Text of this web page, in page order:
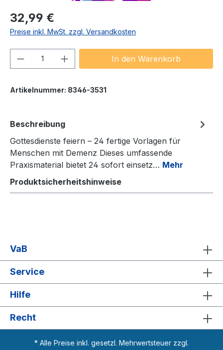
Regulärer Preis:
32,99 €
Preise inkl. MwSt. zzgl. Versandkosten
Produkt Anzahl: Gib denIn den Warenkorb
Artikelnummer: 8346-3531
Beschreibung
Gottesdienste feiern – 24 fertige Vorlagen für
Menschen mit Demenz Dieses umfassende
Praxismaterial bietet 24 sofort einsetz… Mehr
Produktsicherheitshinweise
VaB
Service
Hilfe
Recht
* Alle Preise inkl. gesetzl. Mehrwertsteuer zzgl.